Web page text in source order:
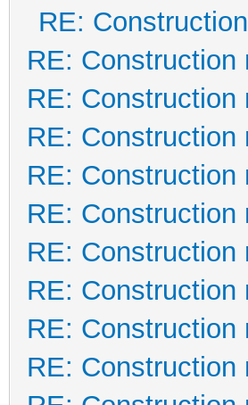
RE:
RE: Construction
RE: Construction
RE: Construction
RE: Construction
RE: Construction
RE: Construction
RE: Construction
RE: Construction
RE: Construction